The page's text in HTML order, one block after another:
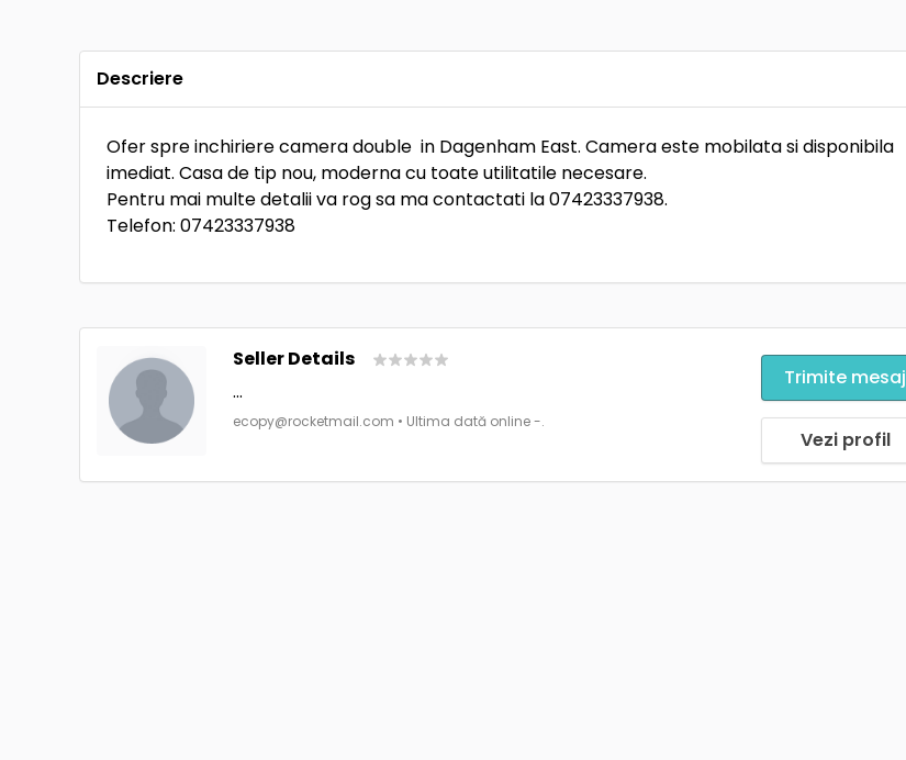
Descriere
Ofer spre inchiriere camera double in Dagenham East. Camera este mobilata si disponibila
imediat. Casa de tip nou, moderna cu toate utilitatile necesare.
Pentru mai multe detalii va rog sa ma contactati la 07423337938.
Telefon: 07423337938
Seller Details
...
ecopy@rocketmail.com • Ultima dată online -.
Trimite mesaj
Vezi profil